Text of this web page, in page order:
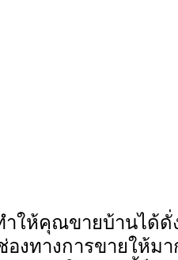
ให้คุณขายบ้านได้ดั่
งทางการขายให้